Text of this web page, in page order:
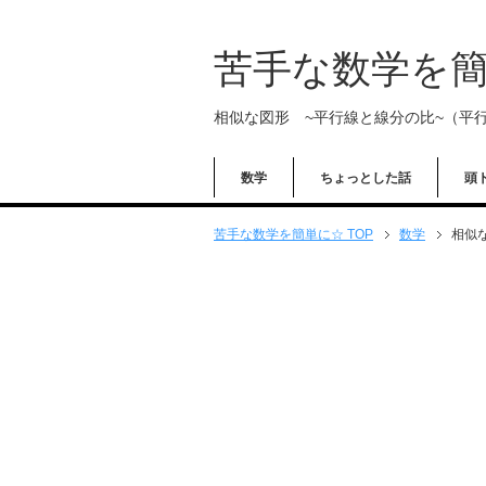
苦手な数学を
相似な図形 ~平行線と線分の比~（平
数学 ちょっとした話 頭
苦手な数学を簡単に☆ TOP 数学 相似